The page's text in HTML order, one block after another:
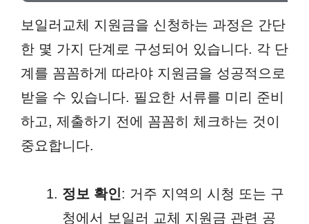
보일러교체 지원금을 신청하는 과정은 간단
한 몇 가지 단계로 구성되어 있습니다. 각 단
계를 꼼꼼하게 따라야 지원금을 성공적으로
받을 수 있습니다. 필요한 서류를 미리 준비
하고, 제출하기 전에 꼼꼼히 체크하는 것이
중요합니다.
정보 확인: 거주 지역의 시청 또는 구
청에서 보일러 교체 지원금 관련 공